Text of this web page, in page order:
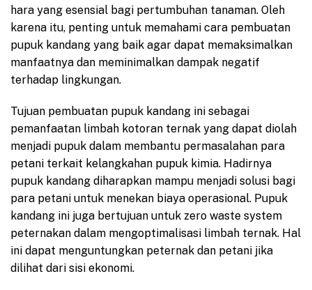
hara yang esensial bagi pertumbuhan tanaman. Oleh
karena itu, penting untuk memahami cara pembuatan
pupuk kandang yang baik agar dapat memaksimalkan
manfaatnya dan meminimalkan dampak negatif
terhadap lingkungan.
Tujuan pembuatan pupuk kandang ini sebagai
pemanfaatan limbah kotoran ternak yang dapat diolah
menjadi pupuk dalam membantu permasalahan para
petani terkait kelangkahan pupuk kimia. Hadirnya
pupuk kandang diharapkan mampu menjadi solusi bagi
para petani untuk menekan biaya operasional. Pupuk
kandang ini juga bertujuan untuk zero waste system
peternakan dalam mengoptimalisasi limbah ternak. Hal
ini dapat menguntungkan peternak dan petani jika
dilihat dari sisi ekonomi.